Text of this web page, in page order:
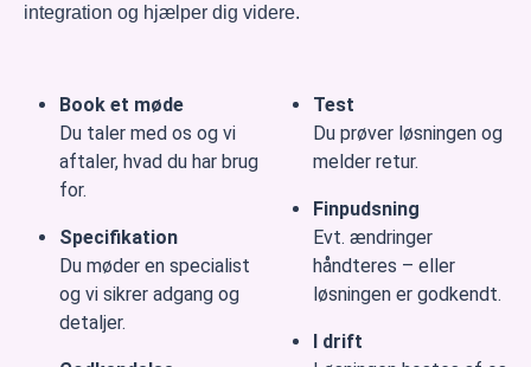
integration og hjælper dig videre.
Book et møde
Du taler med os og vi
aftaler, hvad du har brug
for.
Specifikation
Du møder en specialist
og vi sikrer adgang og
detaljer.
Test
Du prøver løsningen og
melder retur.
Finpudsning
Evt. ændringer
håndteres – eller
løsningen er godkendt.
I drift